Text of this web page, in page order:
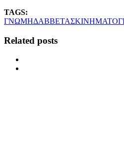
TAGS:
ΓΝΩΜΗΔΑΒΒΕΤΑΣ
Related posts